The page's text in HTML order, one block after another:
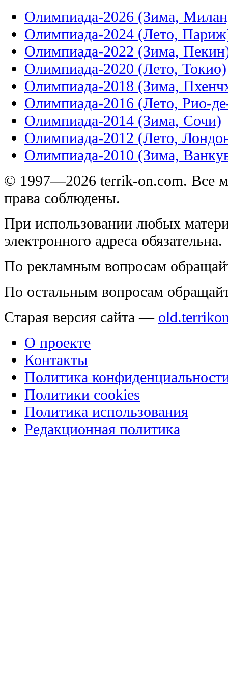
Олимпиада-2026 (Зима,
Олимпиада-2024 (Лето,
Олимпиада-2022 (Зима,
Олимпиада-2020 (Лето, Токио)
Олимпиада-2018 (Зима,
Олимпиада-2016 (Лето, Рио-
Олимпиада-2014 (Зима, Сочи)
Олимпиада-2012 (Лето,
Олимпиада-2010 (Зима,
© 1997—2026 terrik-on.com. Все
права соблюдены.
При использовании любых
электронного адреса обязательна.
По рекламным вопросам
По остальным вопросам
Старая версия сайта —
О проекте
Контакты
Политика
Политики cookies
Политика использования
Редакционная политика